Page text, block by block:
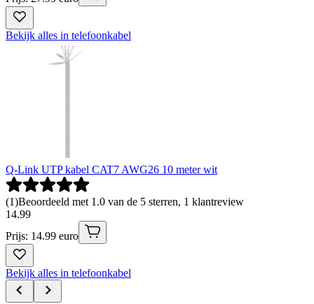
Bekijk alles in telefoonkabel
Q-Link UTP kabel CAT7 AWG26 10 meter wit
(1)Beoordeeld met 1.0 van de 5 sterren, 1 klantreview
14.99
Prijs: 14.99 euro
Bekijk alles in telefoonkabel